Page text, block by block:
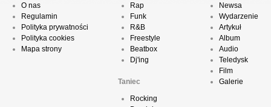
O nas
Regulamin
Polityka prywatności
Polityka cookies
Mapa strony
Rap
Funk
R&B
Freestyle
Beatbox
Dj'ing
Taniec
Rocking
Newsa
Wydarzenie
Artykuł
Album
Audio
Teledysk
Film
Galerie